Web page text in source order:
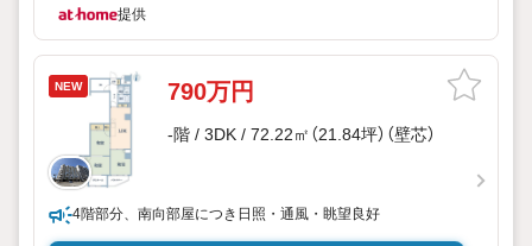
提供
NEW 790万円
-階 / 3DK / 72.22㎡（21.84坪）（壁芯）
4階部分、南向部屋につき日照・通風・眺望良好